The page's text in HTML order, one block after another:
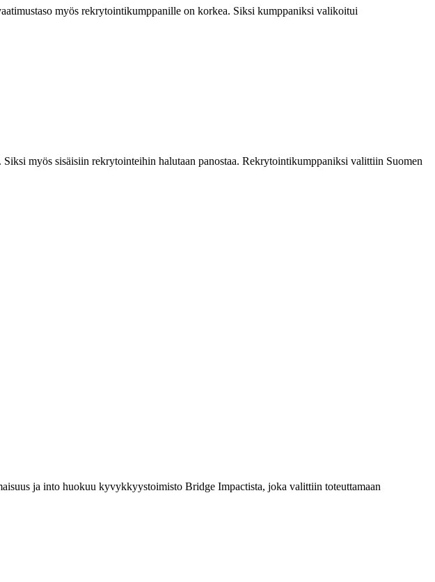
myös rekrytointikumppanille on korkea. Siksi kumppaniksi valikoitui
myös sisäisiin rekrytointeihin halutaan panostaa. Rekrytointikumppaniksi valittiin Suomen
ja into huokuu kyvykkyystoimisto Bridge Impactista, joka valittiin toteuttamaan